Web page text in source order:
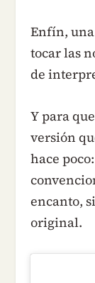
Enfín,
tocar las
de
Y para
versión
hace
encanto,
original.